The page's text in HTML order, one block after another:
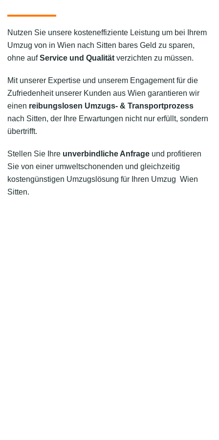
Nutzen Sie unsere kosteneffiziente Leistung um bei Ihrem
Umzug von in Wien nach Sitten bares Geld zu sparen,
ohne aufService und Qualität verzichten zu müssen.
Mit unserer Expertise und unserem Engagement für die
Zufriedenheit unserer Kunden aus Wien garantieren wir
einen reibungslosen Umzugs- & Transportprozess
nach Sitten, der Ihre Erwartungen nicht nur erfüllt, sondern
übertrifft.
Stellen Sie Ihre unverbindliche Anfrage und profitieren
Sie von einer umweltschonenden und gleichzeitig
kostengünstigen Umzugslösung für Ihren Umzug Wien
Sitten.